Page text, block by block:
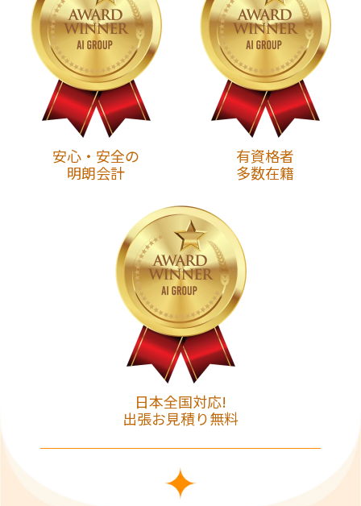
安心・安全の
明朗会計
有資格者
多数在籍
日本全国対応!
出張お見積り無料